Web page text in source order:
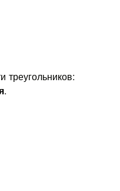
треугольников:
.